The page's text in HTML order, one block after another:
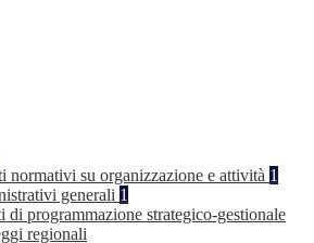
normativi su organizzazione e attività 1
generali 1
di programmazione strategico-gestionale
regionali